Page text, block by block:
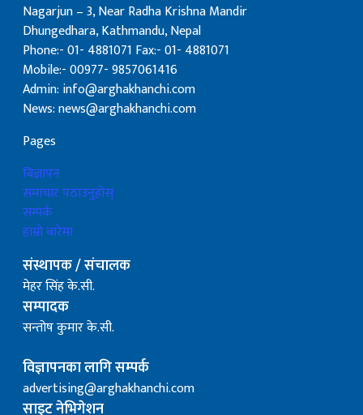
Nagarjun – 3, Near Radha Krishna Mandir
Dhungedhara, Kathmandu, Nepal
Phone:- 01- 4881071 Fax:- 01- 4881071
Mobile:- 00977- 9857061416
Admin: info@arghakhanchi.com
News: news@arghakhanchi.com
Pages
बिज्ञापन
समाचार पठाउनुहोस्
सम्पर्क
हाम्रो बारेमा
संस्थापक / संचालक
मेहर सिंह के.सी.
सम्पादक
सन्तोष कुमार के.सी.
विज्ञापनका लागि सम्पर्क
advertising@arghakhanchi.com
साइट नेभिगेशन